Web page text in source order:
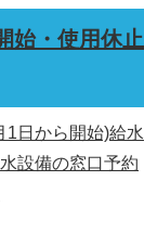
始・使用休止
1日から開始)給水
設備の窓口予約